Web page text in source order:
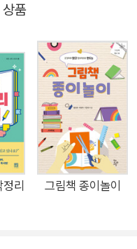
현직 교사, 동화책 큐레
때, 웬만해선 실패하지
『초등학생이 좋아하는 동
와 교사, 어른을 위한 책으
엄선한 200여 권의 동화
나눈 현직 교사이자, 교
개하는 그림책·동화책 전
품
리
그림책 종이놀이